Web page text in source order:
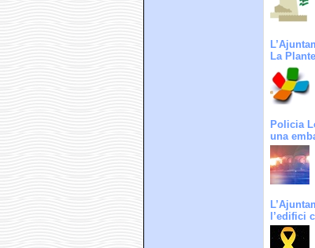
La
Policia
una
l’edifici